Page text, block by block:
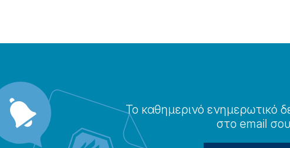
Το καθημερɩνό ενημερωτɩκό
στο email